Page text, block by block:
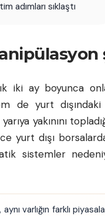
adımları sıklaştı
iki ay boyunca
de yurt
yarıya yakınını
yurt dışı
sistemler
varlığın farklı